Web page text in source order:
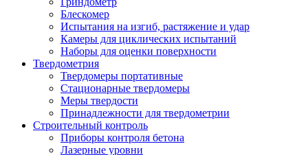
Блескомер
Испытания на изгиб, растяжение и удар
Камеры для циклических испытаний
Наборы для оценки поверхности
Твердометрия
Твердомеры портативные
Стационарные твердомеры
Меры твердости
Принадлежности для твердометрии
Строительный контроль
Приборы контроля бетона
Лазерные уровни